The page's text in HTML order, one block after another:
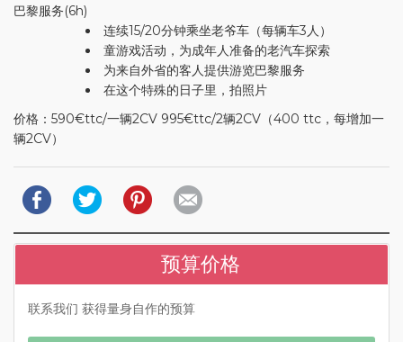
巴黎服务(6h)
连续15/20分钟乘坐老爷车（每辆车3人）
童游戏活动，为成年人准备的老汽车探索
为来自外省的客人提供游览巴黎服务
在这个特殊的日子里，拍照片
价格：590€ttc/一辆2CV 995€ttc/2辆2CV（400 ttc，每增加一
辆2CV）
预算价格
联系我们 获得量身自作的预算